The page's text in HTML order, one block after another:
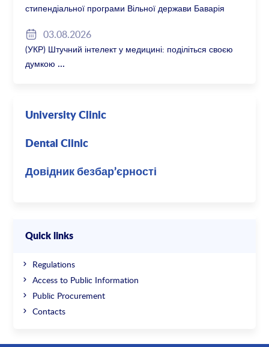
стипендіальної програми Вільної держави Баварія
03.08.2026
(УКР) Штучний інтелект у медицині: поділіться своєю
думкою
University Clinic
Dental Clinic
Довідник безбар’єрності
Quick links
Regulations
Access to Public Information
Public Procurement
Contacts